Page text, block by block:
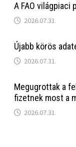
A FAO világpiaci
2026.07.31.
Újabb körös
2026.07.31.
Megugrottak a
fizetnek most a
2026.07.31.